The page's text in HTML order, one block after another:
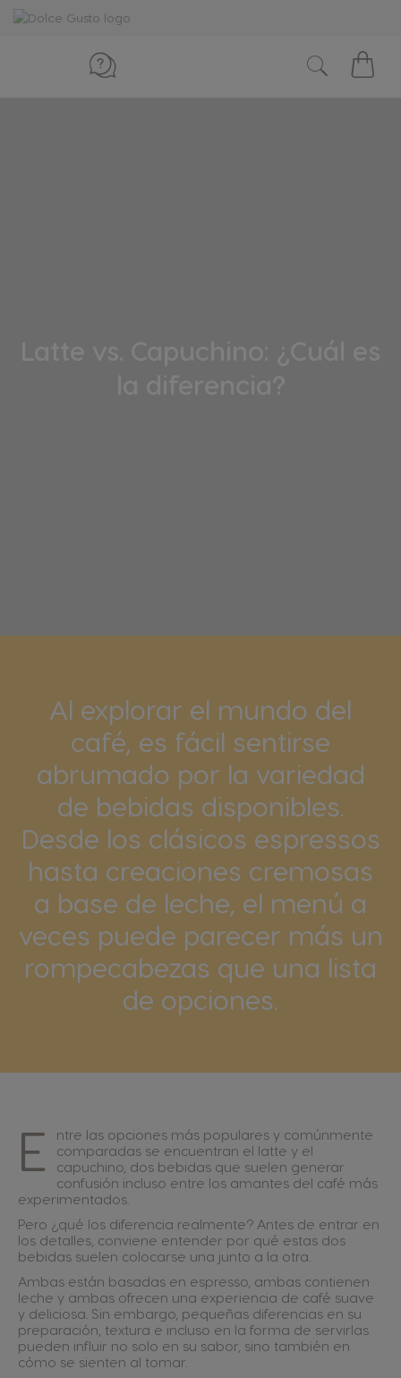
Al explorar el mundo del
café, es fácil sentirse
abrumado por la variedad
de bebidas disponibles.
Desde los clásicos espressos
hasta creaciones cremosas
a base de leche, el menú a
veces puede parecer más un
rompecabezas que una lista
de opciones.
E
ntre las opciones más populares y comúnmente
comparadas se encuentran el latte y el
capuchino, dos bebidas que suelen generar
confusión incluso entre los amantes del café más
experimentados.
Pero ¿qué los diferencia realmente? Antes de entrar en
los detalles, conviene entender por qué estas dos
bebidas suelen colocarse una junto a la otra.
Ambas están basadas en espresso, ambas contienen
leche y ambas ofrecen una experiencia de café suave
y deliciosa. Sin embargo, pequeñas diferencias en su
preparación, textura e incluso en la forma de servirlas
pueden influir no solo en su sabor, sino también en
cómo se sienten al tomar.